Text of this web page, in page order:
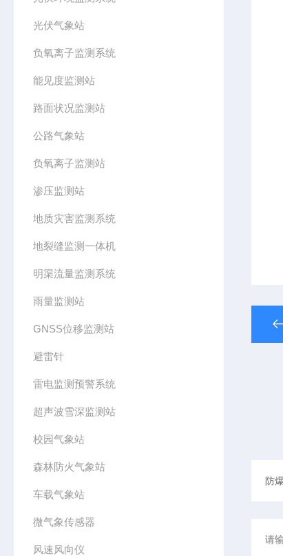
光伏气象站
负氧离子监测系统
能见度监测站
路面状况监测站
公路气象站
负氧离子监测站
渗压监测站
地质灾害监测系统
地裂缝监测一体机
明渠流量监测系统
雨量监测站
GNSS位移监测站
避雷针
雷电监测预警系统
超声波雪深监测站
校园气象站
森林防火气象站
车载气象站
微气象传感器
风速风向仪